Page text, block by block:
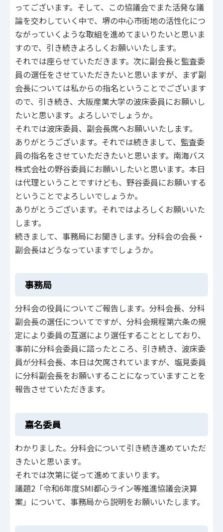
ってございます。そして、この協議会でまた活発な議
論を交わしていく中で、堺の中心市街地の活性化につ
ながっていくような取組を進めてまいりたいと思いま
すので、引き続きよろしくお願いいたします。
それでは座らせていただきます。次に副会長と監査委
員の選任をさせていただきたいと思いますが、まず副
会長については私からの指名ということでございます
ので、引き続き、大阪産業大学の波床委員にお願いし
たいと思います。よろしいでしょうか。
それでは波床委員、副会長席へお願いいたします。
ありがとうございます。それでは続きまして、監査委
員の指名をさせていただきたいと思います。南海バス
株式会社の野谷委員にお願いしたいと思います。本日
は代理ということですけども、野谷委員にお願いする
ということでよろしいでしょうか。
ありがとうございます。それではよろしくお願いいた
します。
続きまして、事務局にお聞きします。分科会の会長・
副会長はどうなっていますでしょうか。
事務局
分科会の役員についてご報告します。分科会長、分科
副会長の選任についてですが、分科会規程第六条の規
定により委員の互選により選任することとしており、
事前に分科会委員に諮ったところ、引き続き、波床委
員が分科会長、本日は欠席されていますが、塩見委員
に分科副会長をお願いすることになっていますことを
報告させていただきます。
嘉名委員
わかりました。分科会について引き続き進めていただ
きたいと思います。
それでは次第に従って進めてまいります。
議題2「令和6年度SMI都心ライン等推進協議会決算
案」について、事務局から説明をお願いいたします。